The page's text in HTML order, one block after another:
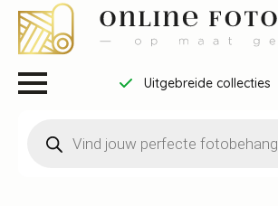
Uitgebreide collecties
zoeken